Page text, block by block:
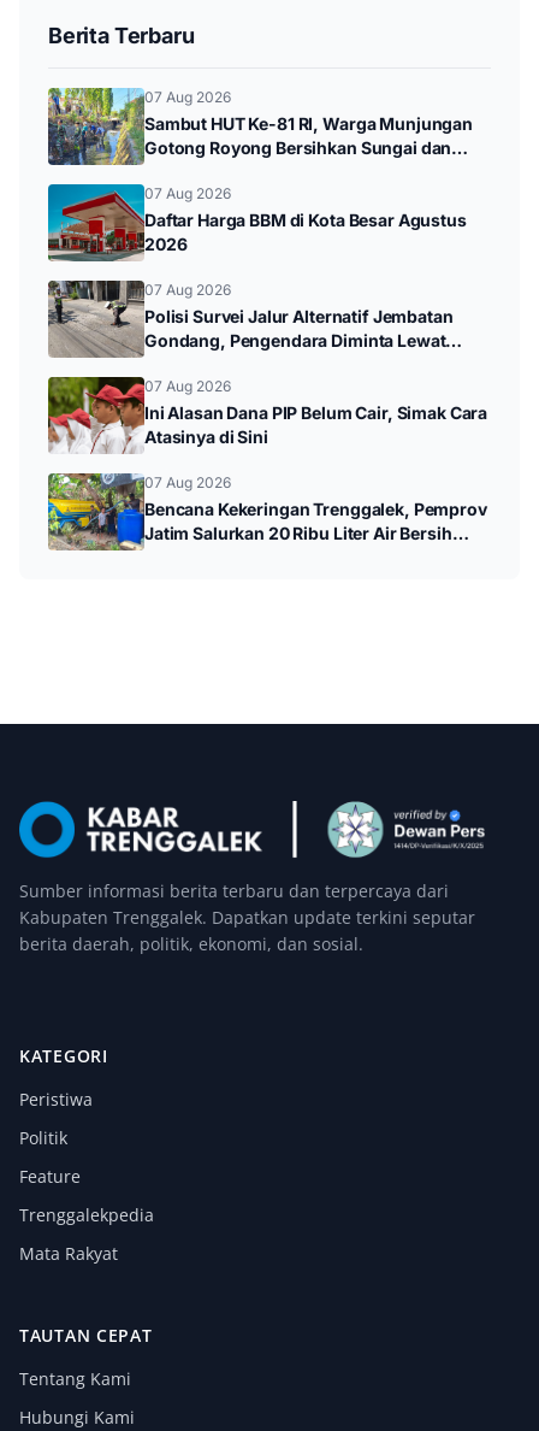
Berita Terbaru
07 Aug 2026
Sambut HUT Ke-81 RI, Warga Munjungan
Gotong Royong Bersihkan Sungai dan
07 Aug 2026
Daftar Harga BBM di Kota Besar Agustus
2026
07 Aug 2026
Polisi Survei Jalur Alternatif Jembatan
Gondang, Pengendara Diminta Lewat
07 Aug 2026
Ini Alasan Dana PIP Belum Cair, Simak Cara
Atasinya di Sini
07 Aug 2026
Bencana Kekeringan Trenggalek, Pemprov
Jatim Salurkan 20 Ribu Liter Air Bersih
Sumber informasi berita terbaru dan terpercaya dari
Kabupaten Trenggalek. Dapatkan update terkini seputar
berita daerah, politik, ekonomi, dan sosial.
KATEGORI
Peristiwa
Politik
Feature
Trenggalekpedia
Mata Rakyat
TAUTAN CEPAT
Tentang Kami
Hubungi Kami